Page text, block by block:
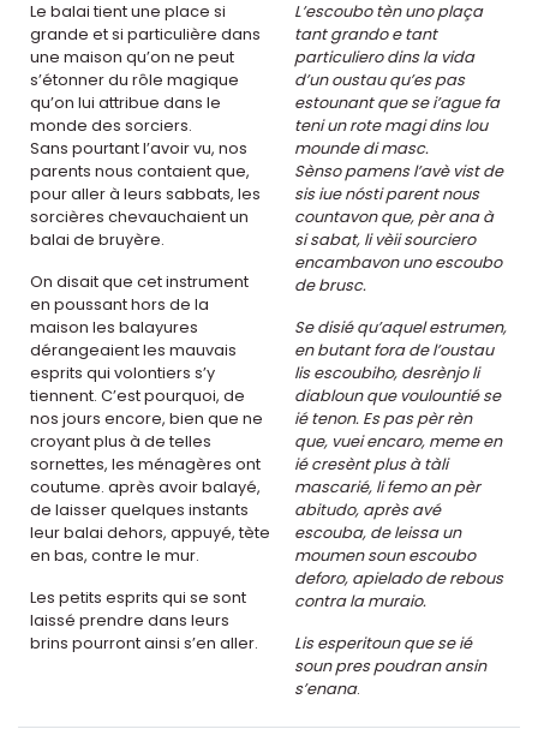
Le balai tient une place si
grande et si particulière dans
une maison qu’on ne peut
s’étonner du rôle magique
qu’on lui attribue dans le
monde des sorciers.
Sans pourtant l’avoir vu, nos
parents nous contaient que,
pour aller à leurs sabbats, les
sorcières chevauchaient un
balai de bruyère.
On disait que cet instrument
en poussant hors de la
maison les balayures
dérangeaient les mauvais
esprits qui volontiers s’y
tiennent. C’est pourquoi, de
nos jours encore, bien que ne
croyant plus à de telles
sornettes, les ménagères ont
coutume. après avoir balayé,
de laisser quelques instants
leur balai dehors, appuyé, tète
en bas, contre le mur.
Les petits esprits qui se sont
laissé prendre dans leurs
brins pourront ainsi s’en aller.
L’escoubo tèn uno plaça
tant grando e tant
particuliero dins la vida
d’un oustau qu’es pas
estounant que se i’ague fa
teni un rote magi dins lou
mounde di masc.
Sènso pamens l’avè vist de
sis iue nósti parent nous
countavon que, pèr ana à
si sabat, li vèii sourciero
encambavon uno escoubo
de brusc.
Se disié qu’aquel estrumen,
en butant fora de l’oustau
lis escoubiho, desrènjo li
diabloun que voulountié se
ié tenon. Es pas pèr rèn
que, vuei encaro, meme en
ié cresènt plus à tàli
mascarié, li femo an pèr
abitudo, après avé
escouba, de leissa un
moumen soun escoubo
deforo, apielado de rebous
contra la muraio.
Lis esperitoun que se ié
soun pres poudran ansin
s’enana.